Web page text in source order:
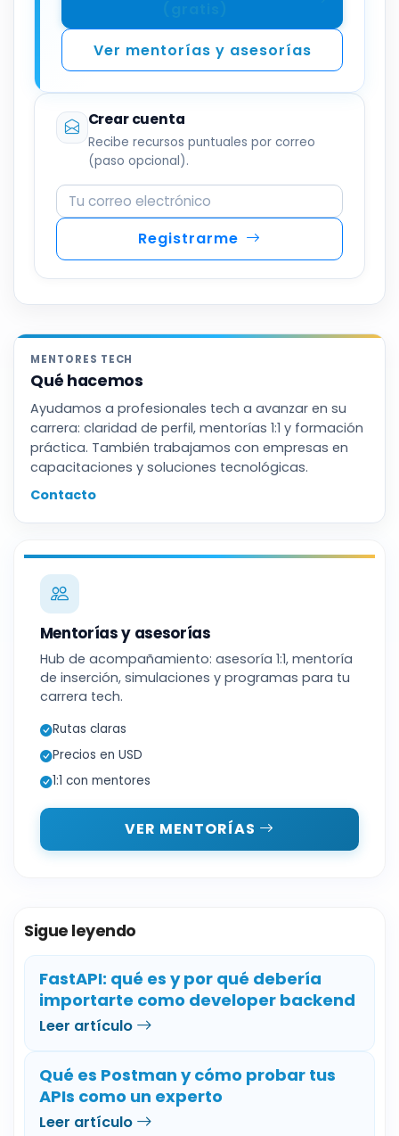
Ver mentorías y asesorías
Crear cuenta
Recibe recursos puntuales por correo
(paso opcional).
Correo electrónico
Registrarme
MENTORES TECH
Qué hacemos
Ayudamos a profesionales tech a avanzar en su
carrera: claridad de perfil, mentorías 1:1 y formación
práctica. También trabajamos con empresas en
capacitaciones y soluciones tecnológicas.
Contacto
Mentorías y asesorías
Hub de acompañamiento: asesoría 1:1, mentoría
de inserción, simulaciones y programas para tu
carrera tech.
Rutas claras
Precios en USD
1:1 con mentores
VER MENTORÍAS
Sigue leyendo
FastAPI: qué es y por qué debería
importarte como developer backend
Leer artículo
Qué es Postman y cómo probar tus
APIs como un experto
Leer artículo